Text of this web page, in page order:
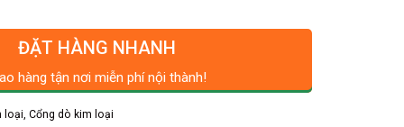
ĐẶT HÀNG NHANH
hàng tận nơi miễn phí nội thành!
loại,Cổng dò kim loại